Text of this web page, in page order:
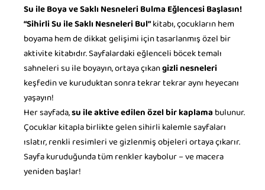
Su ile Boya ve Saklı Nesneleri Bulma Eğlencesi Başlasın!
“Sihirli Su ile Saklı Nesneleri Bul”kitabı, çocukların hem
boyama hem de dikkat gelişimi için tasarlanmış özel bir
aktivite kitabıdır. Sayfalardaki eğlenceli böcek temalı
sahneleri su ile boyayın, ortaya çıkangizli nesneleri
keşfedin ve kuruduktan sonra tekrar tekrar aynı heyecanı
yaşayın!
Her sayfada,su ile aktive edilen özel bir kaplamabulunur.
Çocuklar kitapla birlikte gelen sihirli kalemle sayfaları
ıslatır, renkli resimleri ve gizlenmiş objeleri ortaya çıkarır.
Sayfa kuruduğunda tüm renkler kaybolur – ve macera
yeniden başlar!